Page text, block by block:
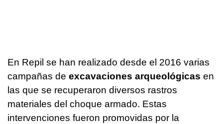
En Repil se han realizado desde el 2016 varias
campañas de excavaciones arqueológicas en
las que se recuperaron diversos rastros
materiales del choque armado. Estas
intervenciones fueron promovidas por la